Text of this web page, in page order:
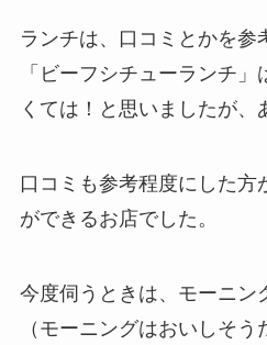
ランチは、口コミとかを参
「ビーフシチューランチ
くては！と思いましたが、
口コミも参考程度にした方
ができるお店でした。
今度伺うときは、モーニン
（モーニングはおいしそう